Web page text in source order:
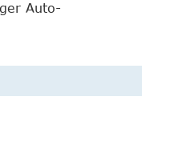
Auto-